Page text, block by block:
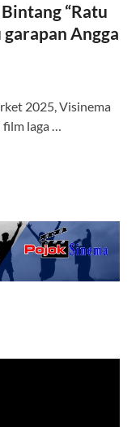
“Ratu
Angga
2025, Visinema
film laga …